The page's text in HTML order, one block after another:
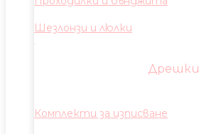
Шезлонзи и люлки
Дрешки
Комплекти за изписване